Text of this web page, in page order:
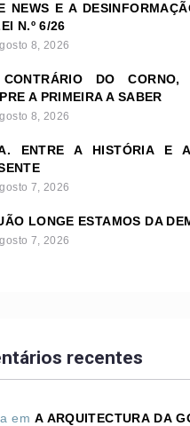
NEWS E A
N.º 6/26
8, 2026
DO CORNO,
A PRIMEIRA A SABER
8, 2026
ENTRE A HISTÓRIA E
7, 2026
LONGE ESTAMOS DA
7, 2026
recentes
emA ARQUITECTURA DA